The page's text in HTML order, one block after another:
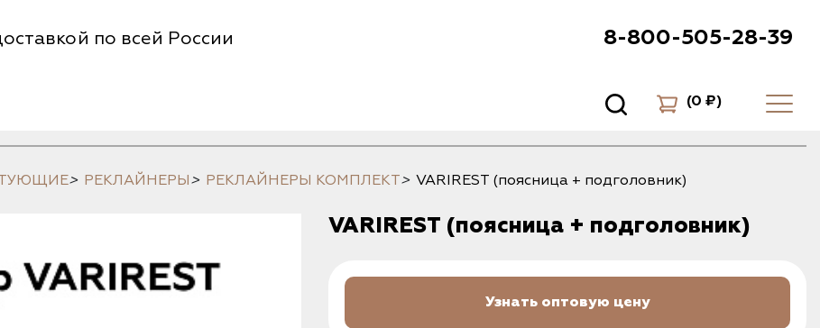
по всей России 8-800-505-28-39
(0 ₽)
> РЕКЛАЙНЕРЫ> РЕКЛАЙНЕРЫ КОМПЛЕКТ> VARIREST (поясница + подголовник)
VARIREST (поясница + подголовник)
Узнать оптовую цену